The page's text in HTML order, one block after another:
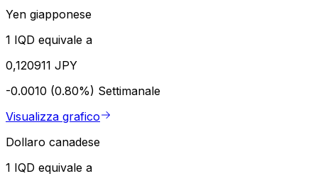
Yen giapponese
1 IQD equivale a
0,120911 JPY
-0.0010 (0.80%) Settimanale
Visualizza grafico
Dollaro canadese
1 IQD equivale a